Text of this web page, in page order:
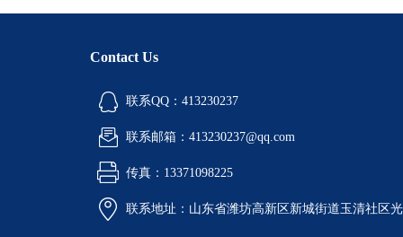
Contact Us
联系QQ：413230237
联系邮箱：413230237@qq.com
传真：13371098225
联系地址：山东省潍坊高新区新城街道玉清社区